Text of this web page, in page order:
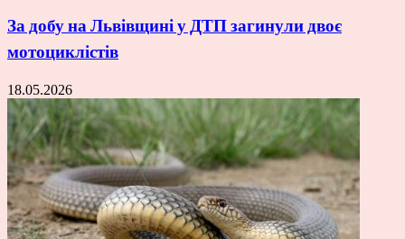
За добу на Львівщині у ДТП загинули двоє
мотоциклістів
18.05.2026